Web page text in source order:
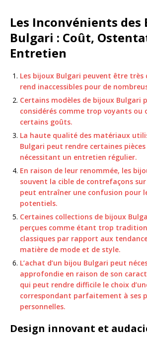
Les Inconvénients des
Bulgari : Coût,
Entretien
Les bijoux Bulgari peuvent être très
rend inaccessibles pour de
Certains modèles de bijoux Bulgari
considérés comme trop voyants
certains goûts.
La haute qualité des matériaux
Bulgari peut rendre certaines
nécessitant un entretien régulier.
En raison de leur renommée, les
souvent la cible de contrefaçons
peut entraîner une confusion pour
potentiels.
Certaines collections de bijoux
perçues comme étant trop
classiques par rapport aux
matière de mode et de style.
L’achat d’un bijou Bulgari peut
approfondie en raison de son
qui peut rendre difficile le choix
correspondant parfaitement à ses
personnelles.
Design innovant et